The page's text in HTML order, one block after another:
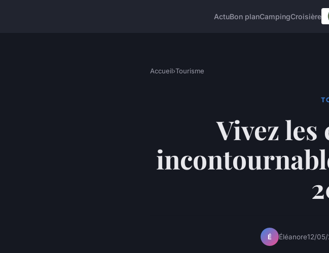
ActuBon planCampingCroisière
Accueil›Tourisme
Vivez les
É Éléanore12/